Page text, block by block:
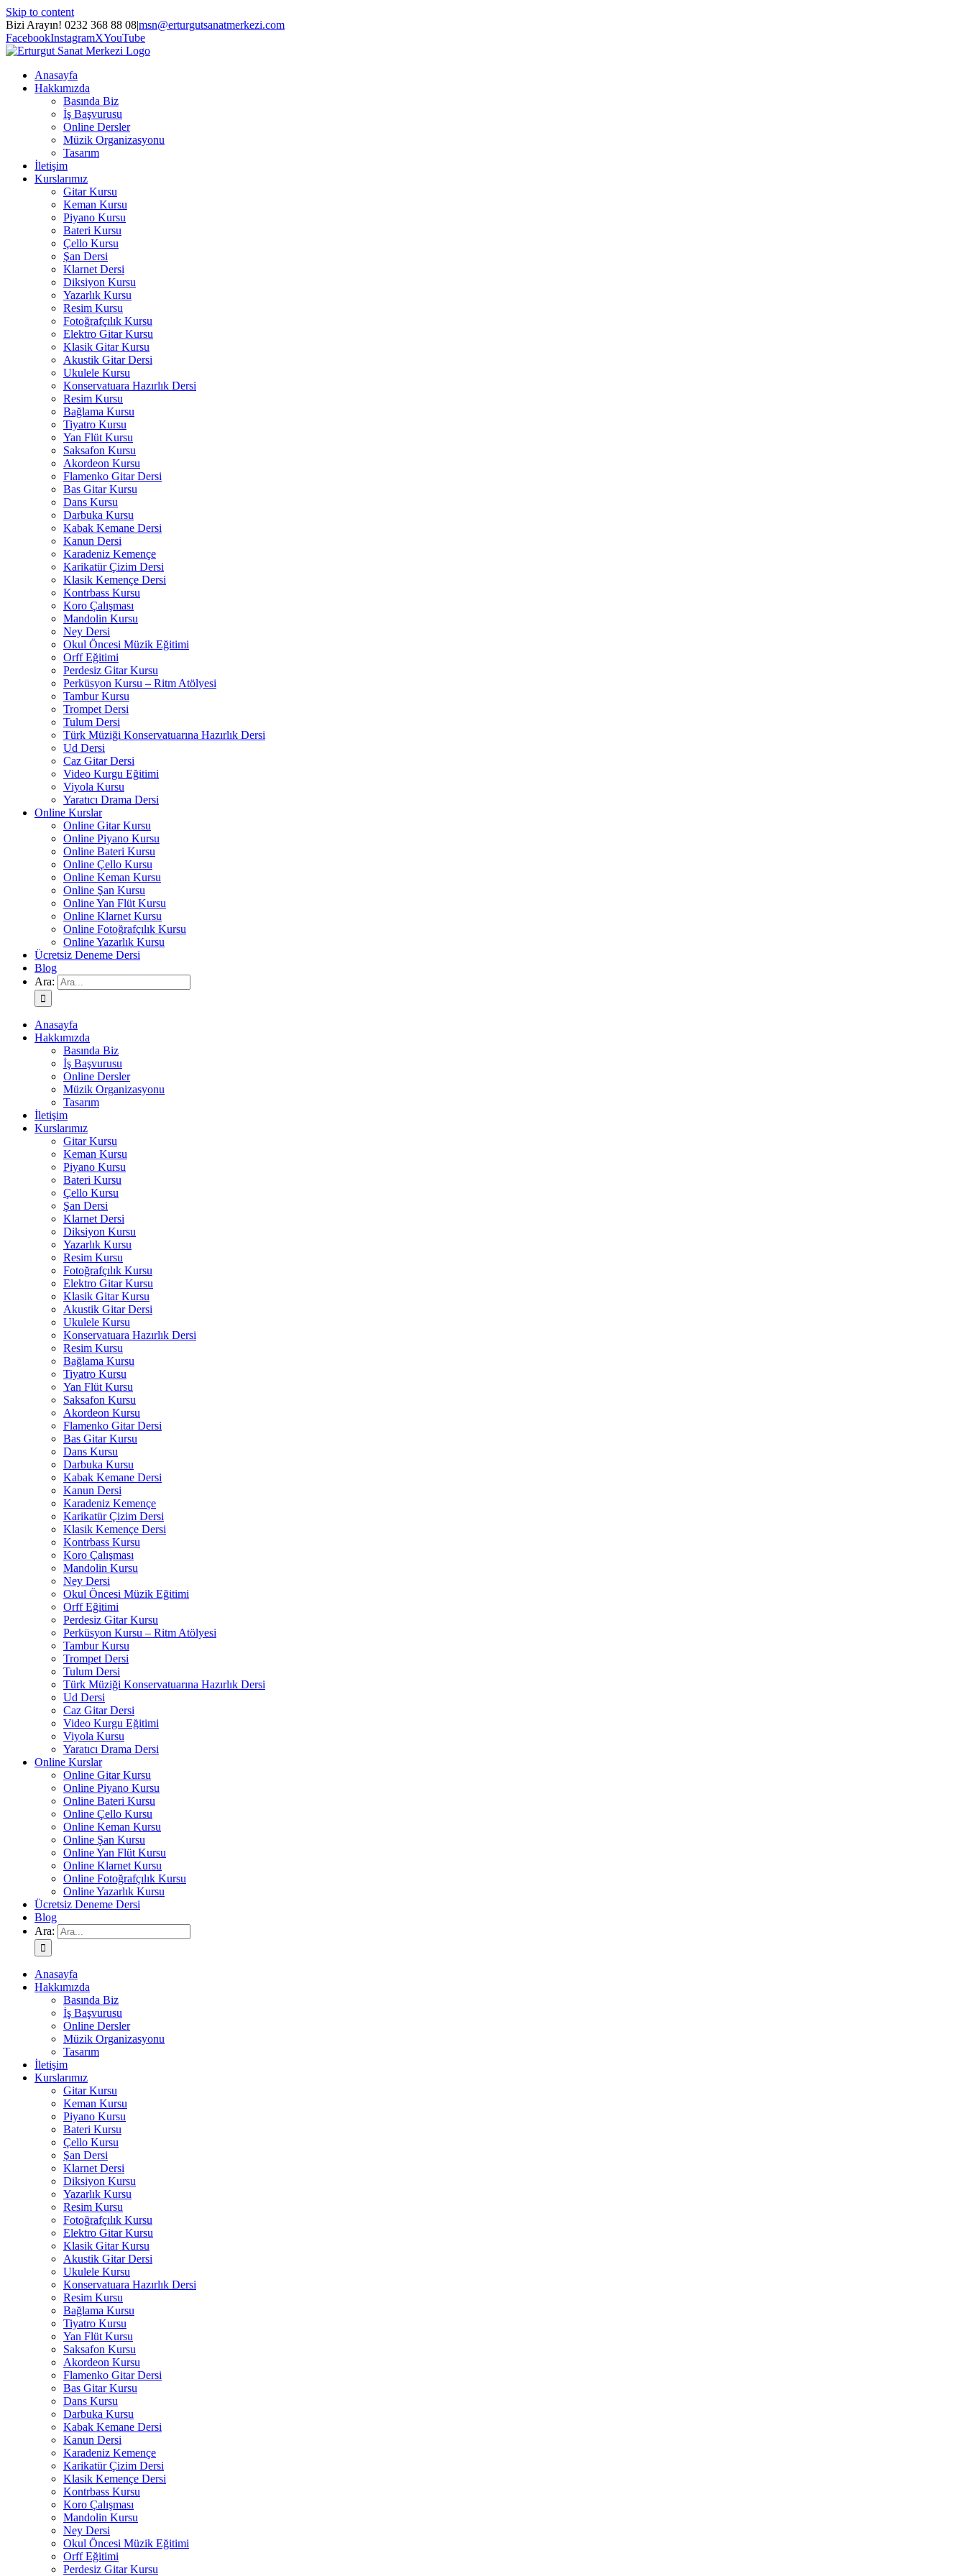
Skip to content
Bizi Arayın! 0232 368 88 08|msn@erturgutsanatmerkezi.com
FacebookInstagramXYouTube
Anasayfa
Hakkımızda
Basında Biz
İş Başvurusu
Online Dersler
Müzik Organizasyonu
Tasarım
İletişim
Kurslarımız
Gitar Kursu
Keman Kursu
Piyano Kursu
Bateri Kursu
Çello Kursu
Şan Dersi
Klarnet Dersi
Diksiyon Kursu
Yazarlık Kursu
Resim Kursu
Fotoğrafçılık Kursu
Elektro Gitar Kursu
Klasik Gitar Kursu
Akustik Gitar Dersi
Ukulele Kursu
Konservatuara Hazırlık Dersi
Resim Kursu
Bağlama Kursu
Tiyatro Kursu
Yan Flüt Kursu
Saksafon Kursu
Akordeon Kursu
Flamenko Gitar Dersi
Bas Gitar Kursu
Dans Kursu
Darbuka Kursu
Kabak Kemane Dersi
Kanun Dersi
Karadeniz Kemençe
Karikatür Çizim Dersi
Klasik Kemençe Dersi
Kontrbass Kursu
Koro Çalışması
Mandolin Kursu
Ney Dersi
Okul Öncesi Müzik Eğitimi
Orff Eğitimi
Perdesiz Gitar Kursu
Perküsyon Kursu – Ritm Atölyesi
Tambur Kursu
Trompet Dersi
Tulum Dersi
Türk Müziği Konservatuarına Hazırlık Dersi
Ud Dersi
Caz Gitar Dersi
Video Kurgu Eğitimi
Viyola Kursu
Yaratıcı Drama Dersi
Online Kurslar
Online Gitar Kursu
Online Piyano Kursu
Online Bateri Kursu
Online Çello Kursu
Online Keman Kursu
Online Şan Kursu
Online Yan Flüt Kursu
Online Klarnet Kursu
Online Fotoğrafçılık Kursu
Online Yazarlık Kursu
Ücretsiz Deneme Dersi
Blog
Ara:
Anasayfa
Hakkımızda
Basında Biz
İş Başvurusu
Online Dersler
Müzik Organizasyonu
Tasarım
İletişim
Kurslarımız
Gitar Kursu
Keman Kursu
Piyano Kursu
Bateri Kursu
Çello Kursu
Şan Dersi
Klarnet Dersi
Diksiyon Kursu
Yazarlık Kursu
Resim Kursu
Fotoğrafçılık Kursu
Elektro Gitar Kursu
Klasik Gitar Kursu
Akustik Gitar Dersi
Ukulele Kursu
Konservatuara Hazırlık Dersi
Resim Kursu
Bağlama Kursu
Tiyatro Kursu
Yan Flüt Kursu
Saksafon Kursu
Akordeon Kursu
Flamenko Gitar Dersi
Bas Gitar Kursu
Dans Kursu
Darbuka Kursu
Kabak Kemane Dersi
Kanun Dersi
Karadeniz Kemençe
Karikatür Çizim Dersi
Klasik Kemençe Dersi
Kontrbass Kursu
Koro Çalışması
Mandolin Kursu
Ney Dersi
Okul Öncesi Müzik Eğitimi
Orff Eğitimi
Perdesiz Gitar Kursu
Perküsyon Kursu – Ritm Atölyesi
Tambur Kursu
Trompet Dersi
Tulum Dersi
Türk Müziği Konservatuarına Hazırlık Dersi
Ud Dersi
Caz Gitar Dersi
Video Kurgu Eğitimi
Viyola Kursu
Yaratıcı Drama Dersi
Online Kurslar
Online Gitar Kursu
Online Piyano Kursu
Online Bateri Kursu
Online Çello Kursu
Online Keman Kursu
Online Şan Kursu
Online Yan Flüt Kursu
Online Klarnet Kursu
Online Fotoğrafçılık Kursu
Online Yazarlık Kursu
Ücretsiz Deneme Dersi
Blog
Ara:
Anasayfa
Hakkımızda
Basında Biz
İş Başvurusu
Online Dersler
Müzik Organizasyonu
Tasarım
İletişim
Kurslarımız
Gitar Kursu
Keman Kursu
Piyano Kursu
Bateri Kursu
Çello Kursu
Şan Dersi
Klarnet Dersi
Diksiyon Kursu
Yazarlık Kursu
Resim Kursu
Fotoğrafçılık Kursu
Elektro Gitar Kursu
Klasik Gitar Kursu
Akustik Gitar Dersi
Ukulele Kursu
Konservatuara Hazırlık Dersi
Resim Kursu
Bağlama Kursu
Tiyatro Kursu
Yan Flüt Kursu
Saksafon Kursu
Akordeon Kursu
Flamenko Gitar Dersi
Bas Gitar Kursu
Dans Kursu
Darbuka Kursu
Kabak Kemane Dersi
Kanun Dersi
Karadeniz Kemençe
Karikatür Çizim Dersi
Klasik Kemençe Dersi
Kontrbass Kursu
Koro Çalışması
Mandolin Kursu
Ney Dersi
Okul Öncesi Müzik Eğitimi
Orff Eğitimi
Perdesiz Gitar Kursu